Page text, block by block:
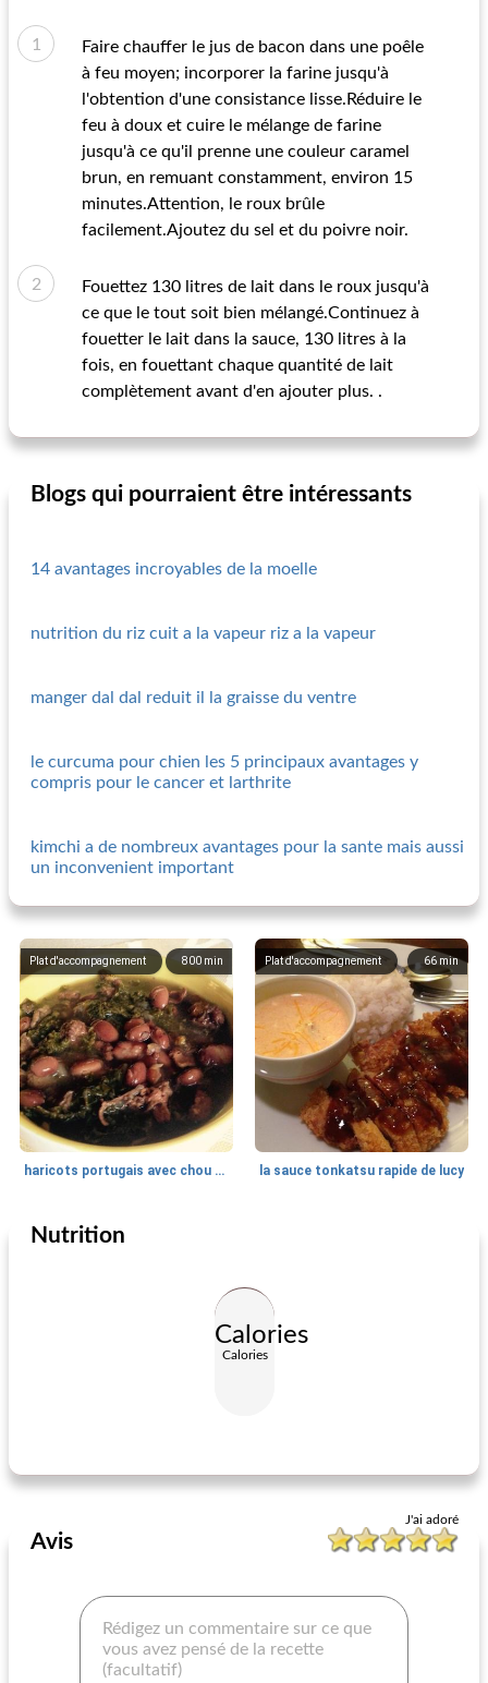
Faire chauffer le jus de bacon dans une poêle
à feu moyen; incorporer la farine jusqu'à
l'obtention d'une consistance lisse.Réduire le
feu à doux et cuire le mélange de farine
jusqu'à ce qu'il prenne une couleur caramel
brun, en remuant constamment, environ 15
minutes.Attention, le roux brûle
facilement.Ajoutez du sel et du poivre noir.
Fouettez 130 litres de lait dans le roux jusqu'à
ce que le tout soit bien mélangé.Continuez à
fouetter le lait dans la sauce, 130 litres à la
fois, en fouettant chaque quantité de lait
complètement avant d'en ajouter plus. .
Blogs qui pourraient être intéressants
14 avantages incroyables de la moelle
nutrition du riz cuit a la vapeur riz a la vapeur
manger dal dal reduit il la graisse du ventre
le curcuma pour chien les 5 principaux avantages y
compris pour le cancer et larthrite
kimchi a de nombreux avantages pour la sante mais aussi
un inconvenient important
800 min
Plat d'accompagnement
haricots portugais avec chou frisé et linguica
66 min
Plat d'accompagnement
la sauce tonkatsu rapide de lucy
Plat d'accompagnement
Nutrition
Calories
Calories
J'ai adoré
Avis